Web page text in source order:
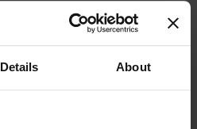
Details About